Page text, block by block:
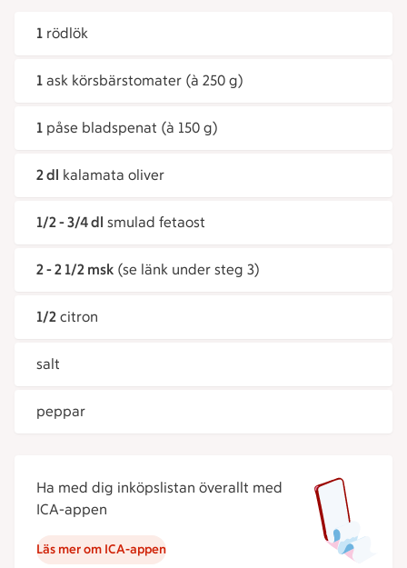
1 rödlök
1 ask körsbärstomater (à 250 g)
1 påse bladspenat (à 150 g)
2 dl kalamata oliver
1/2 - 3/4 dl smulad fetaost
2 - 2 1/2 msk (se länk under steg 3)
1/2 citron
salt
peppar
Ha med dig inköpslistan överallt med
ICA-appen
Läs mer om ICA-appen